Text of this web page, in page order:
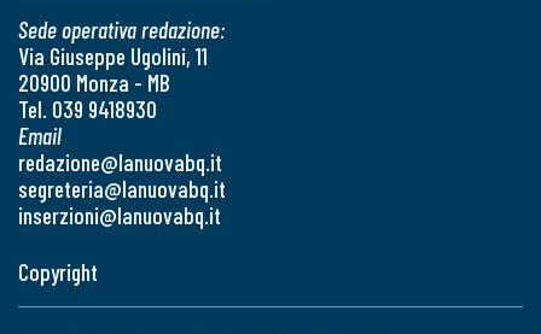
Sede operativa redazione:
Via Giuseppe Ugolini, 11
20900 Monza - MB
Tel. 039 9418930
Email
redazione@lanuovabq.it
segreteria@lanuovabq.it
inserzioni@lanuovabq.it
Copyright